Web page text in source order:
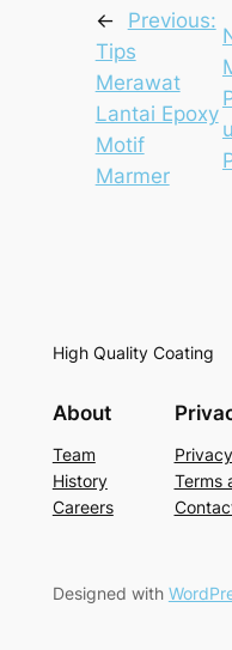
←
Previous:
Tips
Merawat
Lantai Epoxy
Motif
Marmer
High Quality Coating
About
Team
History
Careers
Terms
Designed with